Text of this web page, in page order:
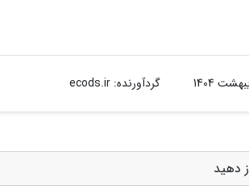
گردآورنده:ecods.ir
دهید